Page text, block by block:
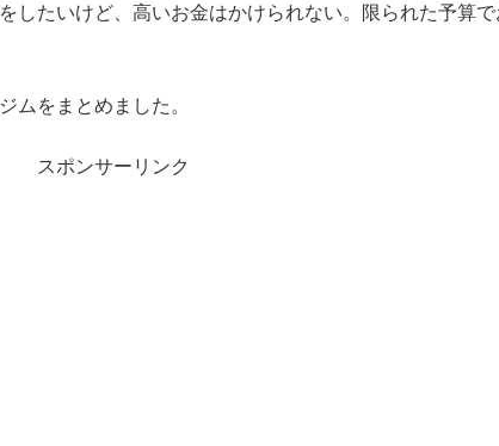
したいけど、高いお金はかけられない。限られた予算
ムをまとめました。
スポンサーリンク